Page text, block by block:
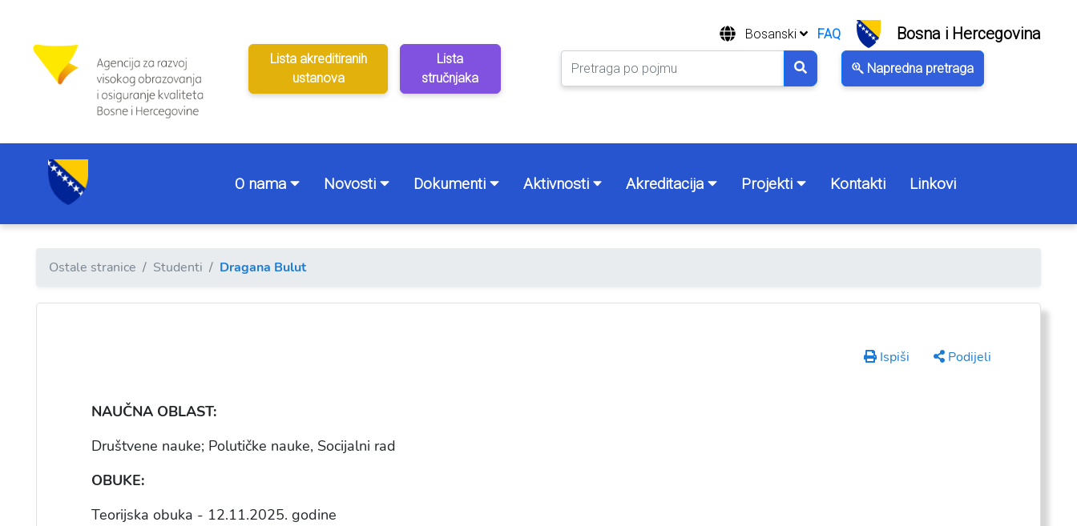
Lista akreditiranih
ustanova
Lista
stručnjaka
Napredna pretraga
Bosanski FAQ Bosna i Hercegovina
O nama Novosti Dokumenti Aktivnosti Akreditacija Projekti Kontakti Linkovi
Ostale stranice Studenti Dragana Bulut
Ispiši Podijeli
NAUČNA OBLAST:
Društvene nauke; Polutičke nauke, Socijalni rad
OBUKE:
Teorijska obuka - 12.11.2025. godine